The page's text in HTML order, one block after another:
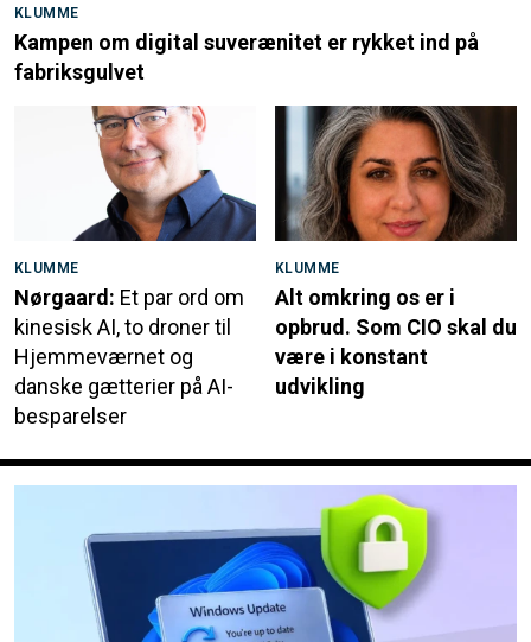
KLUMME
Kampen om digital suverænitet er rykket ind på
fabriksgulvet
KLUMME
Nørgaard: Et par ord om
kinesisk AI, to droner til
Hjemmeværnet og
danske gætterier på AI-
besparelser
KLUMME
Alt omkring os er i
opbrud. Som CIO skal du
være i konstant
udvikling